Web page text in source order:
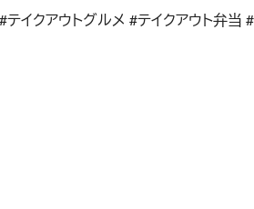
クアウトグルメ #テイクアウト弁当